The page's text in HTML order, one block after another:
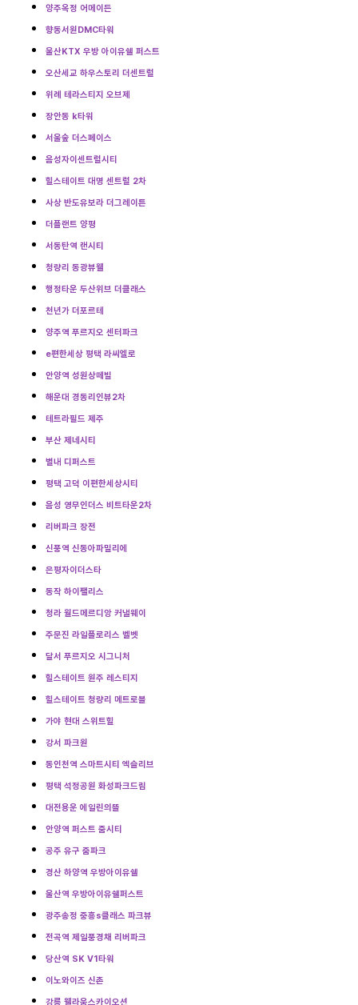
양주옥정 어메이든
향동서원DMC타워
울산KTX 우방 아이유쉘 퍼스트
오산세교 하우스토리 더센트럴
위례 테라스티지 오브제
장안동 k타워
서울숲 더스페이스
음성자이센트럴시티
힐스테이트 대명 센트럴 2차
사상 반도유보라 더그레이튼
더플랜트 양평
서동탄역 랜시티
청량리 동광뷰웰
행정타운 두산위브 더클래스
천년가 더포르테
양주역 푸르지오 센터파크
e편한세상 평택 라씨엘로
안양역 성원상떼빌
해운대 경동리인뷰2차
테트라필드 제주
부산 제네시티
별내 디퍼스트
평택 고덕 이편한세상시티
음성 영무인더스 비트타운2차
리버파크 장전
신풍역 신동아파밀리에
은평자이더스타
동작 하이팰리스
청라 월드메르디앙 커낼웨이
주문진 라일플로리스 벨벳
달서 푸르지오 시그니처
힐스테이트 원주 레스티지
힐스테이트 청량리 메트로블
가야 현대 스위트힐
강서 파크원
동인천역 스마트시티 엑슬리브
평택 석정공원 화성파크드림
대전용운 에일린의뜰
안양역 퍼스트 줌시티
공주 유구 줌파크
경산 하양역 우방아이유쉘
울산역 우방아이유쉘퍼스트
광주송정 중흥s클래스 파크뷰
전곡역 제일풍경채 리버파크
당산역 SK V1타워
이노와이즈 신촌
강릉 웰라움스카이오션